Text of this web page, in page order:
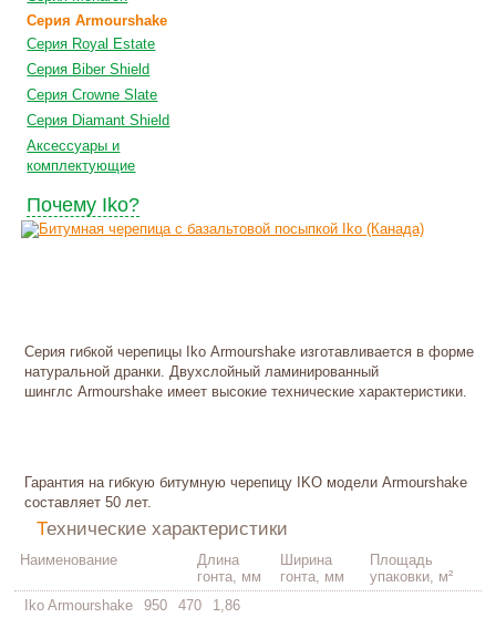
Серия Armourshake
Серия Royal Estate
Серия Biber Shield
Серия Crowne Slate
Серия Diamant Shield
Аксессуары и
комплектующие
Почему Iko?
Серия гибкой черепицы Iko Armourshake изготавливается в форме
натуральной дранки. Двухслойный ламинированный
шинглс Armourshake имеет высокие технические характеристики.
Гарантия на гибкую битумную черепицу IKO модели Armourshake
составляет 50 лет.
Технические характеристики
Наименование
Длина
гонта, мм
Ширина
гонта, мм
Площадь
упаковки, м²
Iko Armourshake
950 470 1,86